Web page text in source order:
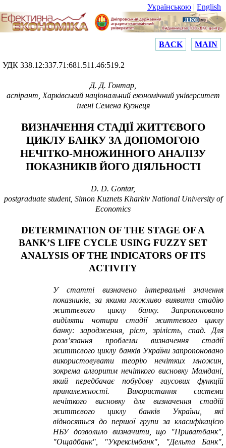
Українською | English
BACK MAIN
УДК 338.12:337.71:681.511.46:519.2
Д. Д. Гонтар,
аспірант, Харківський національний економічний університет
імені Семена Кузнеця
ВИЗНАЧЕННЯ СТАДІЇ ЖИТТЄВОГО
ЦИКЛУ БАНКУ ЗА ДОПОМОГОЮ
НЕЧІТКО-МНОЖИННОГО АНАЛІЗУ
ПОКАЗНИКІВ ЙОГО ДІЯЛЬНОСТІ
D. D. Gontar,
postgraduate student, Simon Kuznets Kharkiv National University of
Economics
DETERMINATION OF THE STAGE OF A
BANK’S LIFE CYCLE USING FUZZY SET
ANALYSIS OF THE INDICATORS OF ITS
ACTIVITY
У статті визначено інтервальні значення
показників, за якими можливо виявити стадію
життєвого циклу банку. Запропоновано
виділяти чотири стадії життєвого циклу
банку: зародження, ріст, зрілість, спад. Для
розв’язання проблеми визначення стадії
життєвого циклу банків України запропоновано
використовувати теорію нечітких множин,
зокрема алгоритм нечіткого висновку Мамдані,
який передбачає побудову гаусових функцій
приналежності. Використання системи
нечіткого висновку для визначення стадій
життєвого циклу банків України, які
відносяться до першої групи за класифікацією
НБУ дозволило визначити, що "Приватбанк",
"Ощадбанк", "Укрексімбанк", "Дельта Банк",